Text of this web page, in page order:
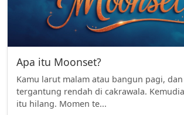
Apa itu Moonset?
Kamu larut malam atau bangun pagi,
tergantung rendah di cakrawala.
itu hilang. Momen te...